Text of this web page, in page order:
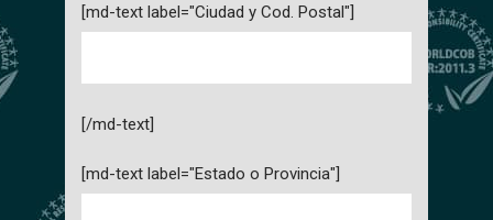
[md-text label="Ciudad y Cod. Postal"]
[/md-text]
[md-text label="Estado o Provincia"]